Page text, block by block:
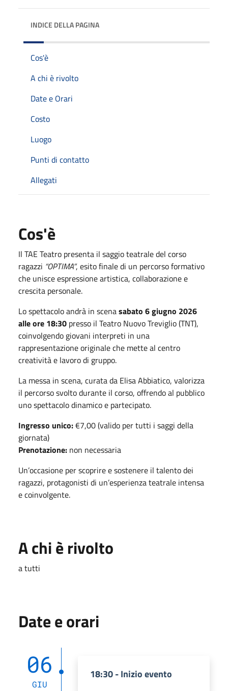
INDICE DELLA PAGINA
Cos'è
A chi è rivolto
Date e Orari
Costo
Luogo
Punti di contatto
Allegati
Cos'è
Il TAE Teatro presenta il saggio teatrale del corso
ragazzi “OPTIMA”, esito finale di un percorso formativo
che unisce espressione artistica, collaborazione e
crescita personale.
Lo spettacolo andrà in scenasabato 6 giugno 2026
alle ore 18:30 presso il Teatro Nuovo Treviglio (TNT),
coinvolgendo giovani interpreti in una
rappresentazione originale che mette al centro
creatività e lavoro di gruppo.
La messa in scena, curata da Elisa Abbiatico, valorizza
il percorso svolto durante il corso, offrendo al pubblico
uno spettacolo dinamico e partecipato.
Ingresso unico:€7,00 (valido per tutti i saggi della
giornata)
Prenotazione: non necessaria
Un’occasione per scoprire e sostenere il talento dei
ragazzi, protagonisti di un’esperienza teatrale intensa
e coinvolgente.
A chi è rivolto
a tutti
Date e orari
06
GIU
18:30 - Inizio evento